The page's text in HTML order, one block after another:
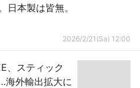
日本製は皆無。
2026/2/21(Sa) 12:00
、スティック
海外輸出拡大に